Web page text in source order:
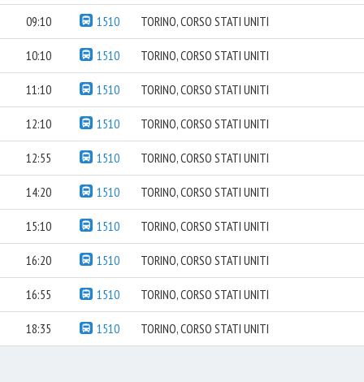
09:10 1510 TORINO, CORSO STATI UNITI
10:10 1510 TORINO, CORSO STATI UNITI
11:10 1510 TORINO, CORSO STATI UNITI
12:10 1510 TORINO, CORSO STATI UNITI
12:55 1510 TORINO, CORSO STATI UNITI
14:20 1510 TORINO, CORSO STATI UNITI
15:10 1510 TORINO, CORSO STATI UNITI
16:20 1510 TORINO, CORSO STATI UNITI
16:55 1510 TORINO, CORSO STATI UNITI
18:35 1510 TORINO, CORSO STATI UNITI